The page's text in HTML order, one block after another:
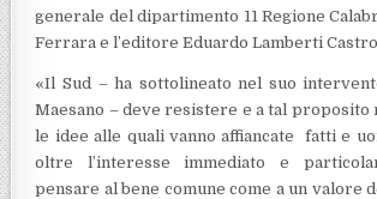
generale del dipartimento 11 Regione
Ferrara e l’editore Eduardo Lamberti
«Il Sud – ha sottolineato nel suo
Maesano – deve resistere e a tal proposito
le idee alle quali vanno affiancate fatti e
oltre l’interesse immediato e
pensare al bene comune come a un valore